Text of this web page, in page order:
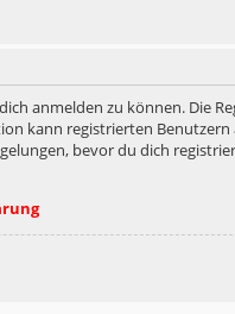
anmelden zu können. Die
kann registrierten
bevor du dich